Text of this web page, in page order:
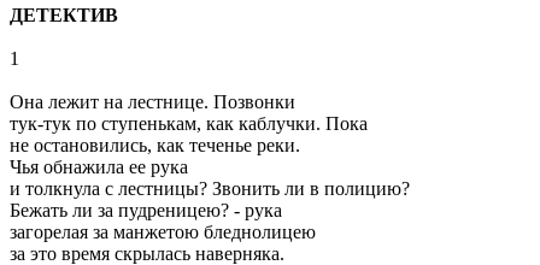
ДЕТЕКТИВ
1
Она лежит на лестнице. Позвонки
тук-тук по ступенькам, как каблучки. Пока
не остановились, как теченье реки.
Чья обнажила ее рука
и толкнула с лестницы? Звонить ли в полицию?
Бежать ли за пудреницею? - рука
загорелая за манжетою бледнолицею
за это время скрылась наверняка.